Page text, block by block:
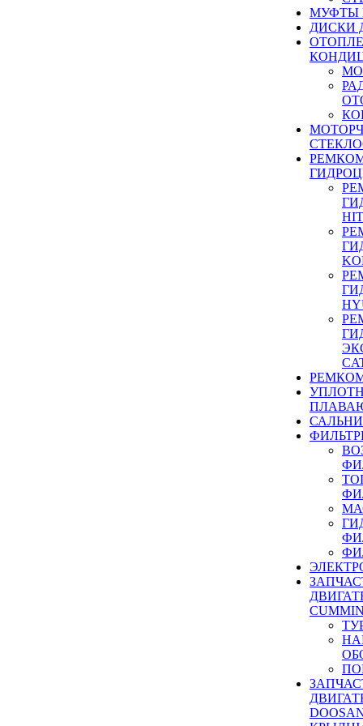
МУФТЫ
ДИСКИ